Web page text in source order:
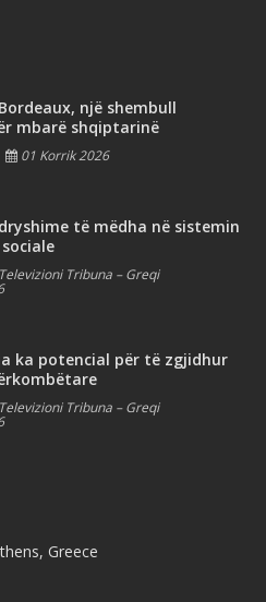
një shembull
mbarë shqiptarinë
01 Korrik 2026
të mëdha në sistemin
Tribuna – Greqi
ka potencial për të zgjidhur
Tribuna – Greqi
Greece